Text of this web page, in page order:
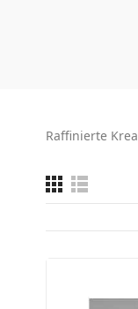
Raffinierte